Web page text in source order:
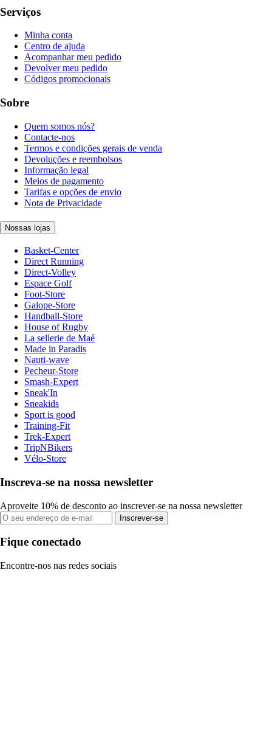
Serviços
Minha conta
Centro de ajuda
Acompanhar meu pedido
Devolver meu pedido
Códigos promocionais
Sobre
Quem somos nós?
Contacte-nos
Termos e condições gerais de venda
Devoluções e reembolsos
Informação legal
Meios de pagamento
Tarifas e opções de envio
Nota de Privacidade
Nossas lojas
Basket-Center
Direct Running
Direct-Volley
Espace Golf
Foot-Store
Galope-Store
Handball-Store
House of Rugby
La sellerie de Maé
Made in Paradis
Nauti-wave
Pecheur-Store
Smash-Expert
Sneak'In
Sneakids
Sport is good
Training-Fit
Trek-Expert
TripNBikers
Vélo-Store
Inscreva-se na nossa newsletter
Aproveite 10% de desconto ao inscrever-se na nossa newsletter
Inscrever-se
Fique conectado
Encontre-nos nas redes sociais